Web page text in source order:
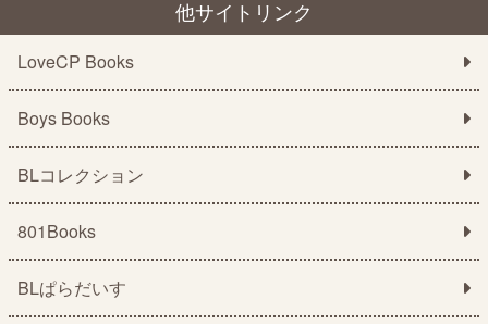
他サイトリンク
LoveCP Books
Boys Books
BLコレクション
801Books
BLぱらだいす